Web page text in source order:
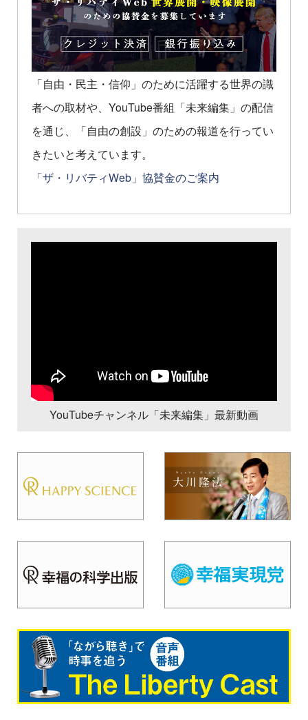
「自由・民主・信仰」のために活躍する世界の識
者への取材や、YouTube番組「未来編集」の配信
を通じ、「自由の創設」のための報道を行ってい
きたいと考えています。
「ザ・リバティWeb」協賛金のご案内
YouTubeチャンネル「未来編集」最新動画